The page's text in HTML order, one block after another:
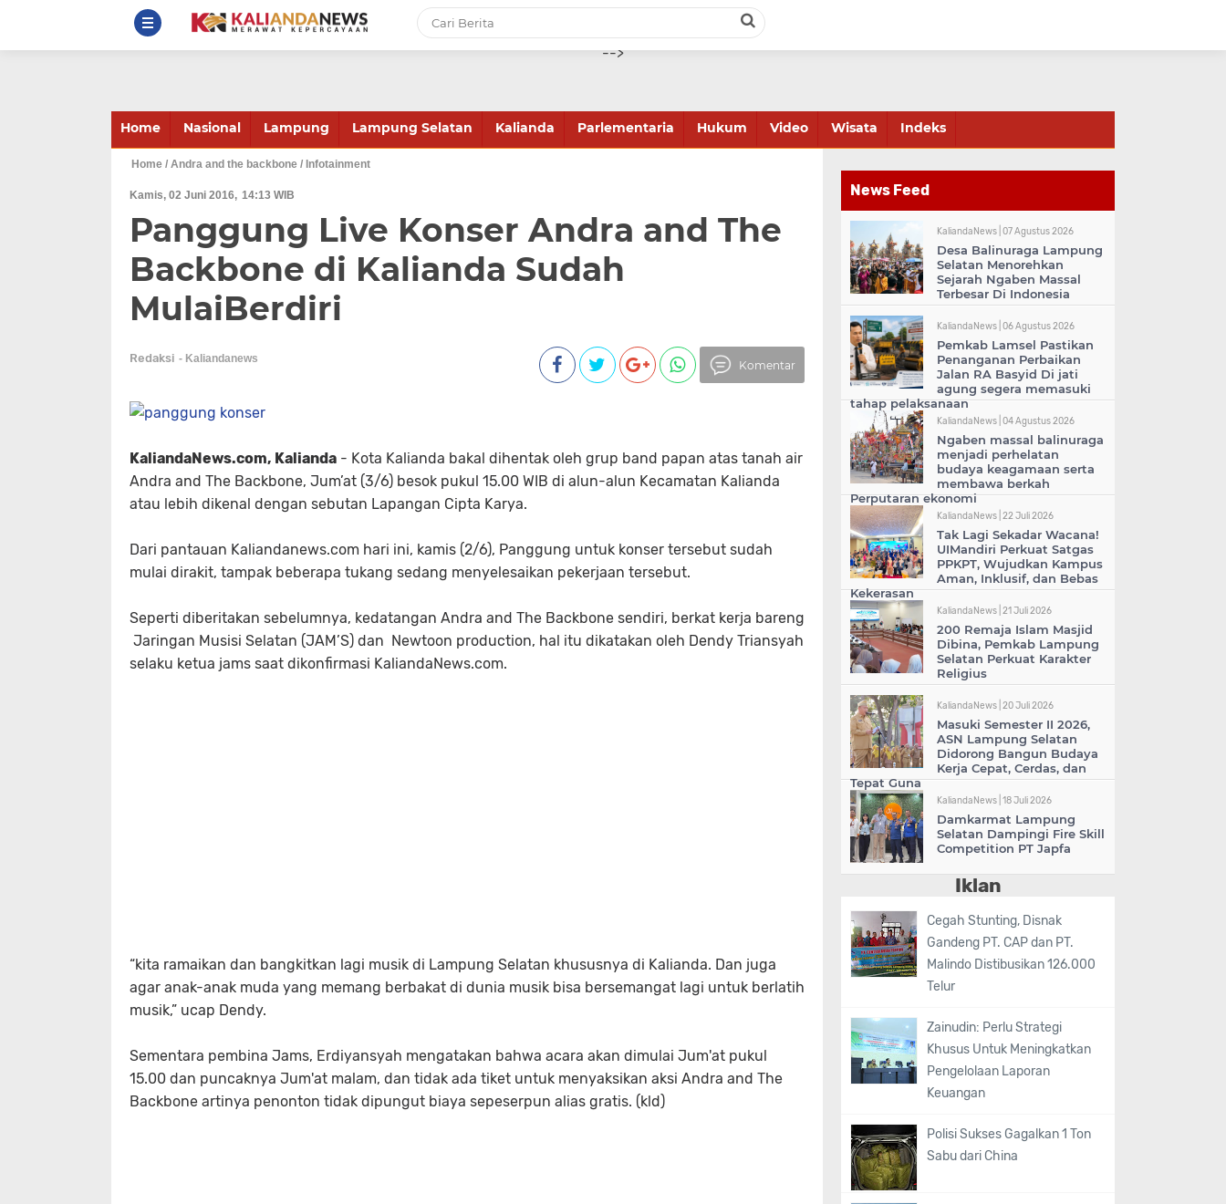
-->
Home Nasional Lampung Lampung Selatan Kalianda Parlementaria Hukum Video Wisata Indeks
Home / Andra and the backbone / Infotainment
Kamis, 02 Juni 2016 14:13 WIB
Panggung Live Konser Andra and The
Backbone di Kalianda Sudah
MulaiBerdiri
Redaksi
Komentar
KaliandaNews.com, Kalianda - Kota Kalianda bakal dihentak oleh grup band papan atas tanah air
Andra and The Backbone, Jum’at (3/6) besok pukul 15.00 WIB di alun-alun Kecamatan Kalianda
atau lebih dikenal dengan sebutan Lapangan Cipta Karya.
Dari pantauan Kaliandanews.com hari ini, kamis (2/6), Panggung untuk konser tersebut sudah
mulai dirakit, tampak beberapa tukang sedang menyelesaikan pekerjaan tersebut.
Seperti diberitakan sebelumnya, kedatangan Andra and The Backbone sendiri, berkat kerja bareng
Jaringan Musisi Selatan (JAM’S) dan Newtoon production, hal itu dikatakan oleh Dendy Triansyah
selaku ketua jams saat dikonfirmasi KaliandaNews.com.
“kita ramaikan dan bangkitkan lagi musik di Lampung Selatan khususnya di Kalianda. Dan juga
agar anak-anak muda yang memang berbakat di dunia musik bisa bersemangat lagi untuk berlatih
musik,” ucap Dendy.
Sementara pembina Jams, Erdiyansyah mengatakan bahwa acara akan dimulai Jum'at pukul
15.00 dan puncaknya Jum'at malam, dan tidak ada tiket untuk menyaksikan aksi Andra and The
Backbone artinya penonton tidak dipungut biaya sepeserpun alias gratis. (kld)
News Feed
KaliandaNews | 07 Agustus 2026
Desa Balinuraga Lampung
Selatan Menorehkan
Sejarah Ngaben Massal
Terbesar Di Indonesia
KaliandaNews | 06 Agustus 2026
Pemkab Lamsel Pastikan
Penanganan Perbaikan
Jalan RA Basyid Di jati
agung segera memasuki
tahap pelaksanaan
KaliandaNews | 04 Agustus 2026
Ngaben massal balinuraga
menjadi perhelatan
budaya keagamaan serta
membawa berkah
Perputaran ekonomi
KaliandaNews | 22 Juli 2026
Tak Lagi Sekadar Wacana!
UIMandiri Perkuat Satgas
PPKPT, Wujudkan Kampus
Aman, Inklusif, dan Bebas
Kekerasan
KaliandaNews | 21 Juli 2026
200 Remaja Islam Masjid
Dibina, Pemkab Lampung
Selatan Perkuat Karakter
Religius
KaliandaNews | 20 Juli 2026
Masuki Semester II 2026,
ASN Lampung Selatan
Didorong Bangun Budaya
Kerja Cepat, Cerdas, dan
Tepat Guna
KaliandaNews | 18 Juli 2026
Damkarmat Lampung
Selatan Dampingi Fire Skill
Competition PT Japfa
Iklan
Cegah Stunting, Disnak
Gandeng PT. CAP dan PT.
Malindo Distibusikan 126.000
Telur
Zainudin: Perlu Strategi
Khusus Untuk Meningkatkan
Pengelolaan Laporan
Keuangan
Polisi Sukses Gagalkan 1 Ton
Sabu dari China